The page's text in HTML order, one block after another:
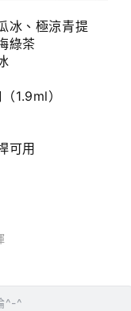
冰、極涼青提
綠茶
1.9ml）
可用
^-^